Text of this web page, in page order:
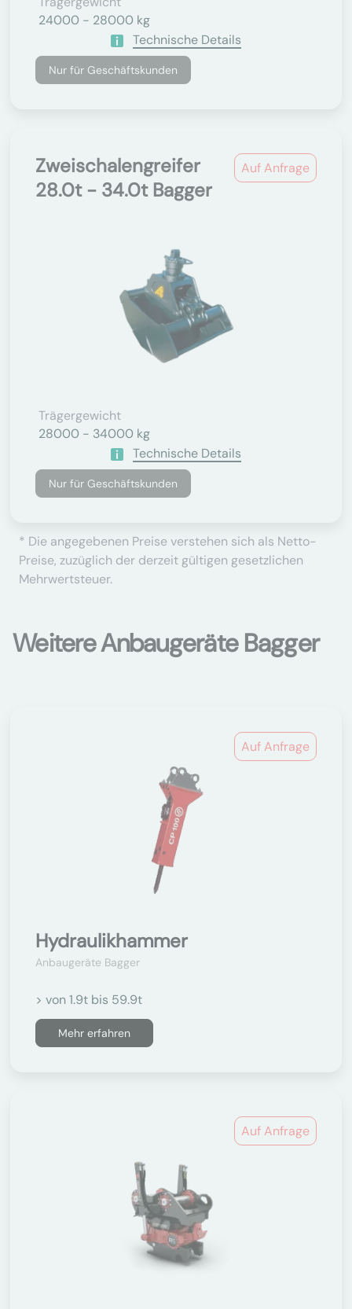
24000 - 28000 kg
Technische Details
Nur für Geschäftskunden
Auf Anfrage
Zweischalengreifer
28.0t - 34.0t Bagger
Trägergewicht
28000 - 34000 kg
Technische Details
Nur für Geschäftskunden
* Die angegebenen Preise verstehen sich als Netto-
Preise, zuzüglich der derzeit gültigen gesetzlichen
Mehrwertsteuer.
Weitere Anbaugeräte Bagger
Auf Anfrage
Hydraulikhammer
Anbaugeräte Bagger
> von 1.9t bis 59.9t
Mehr erfahren
Auf Anfrage